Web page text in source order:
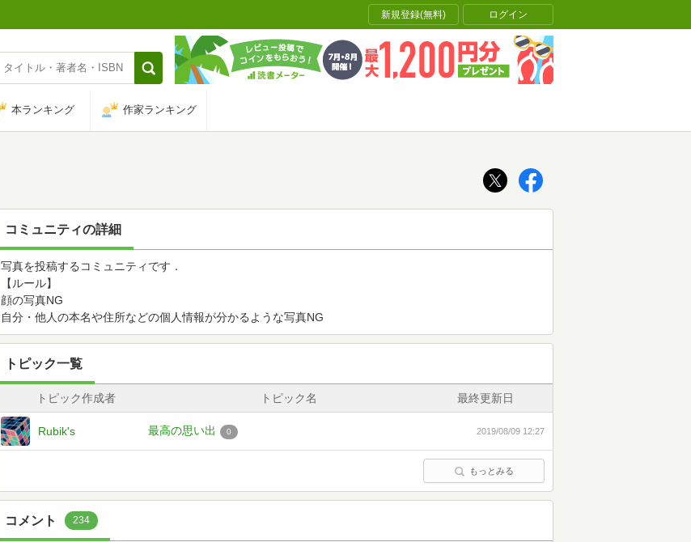
新規登録(無料) ログイン
本ランキング 作家ランキング
コミュニティの詳細
写真を投稿するコミュニティです．
【ルール】
顔の写真NG
自分・他人の本名や住所などの個人情報が分かるような写真NG
トピック一覧
トピック作成者 トピック名 最終更新日
Rubik's 最高の思い出 0 2019/08/09 12:27
もっとみる
コメント 234